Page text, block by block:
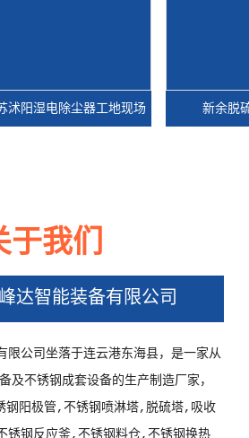
阳湿电除尘器工地现场 新余脱硫
阳湿电除尘器工地现场
于我们
达智能装备有限公司
限公司坐落于连云港东海县，是一家从
及不锈钢成套设备的生产制造厂家，
钢阳极管,不锈钢喷淋塔,脱硫塔,吸收
钢反应釜,不锈钢料仓,不锈钢换热